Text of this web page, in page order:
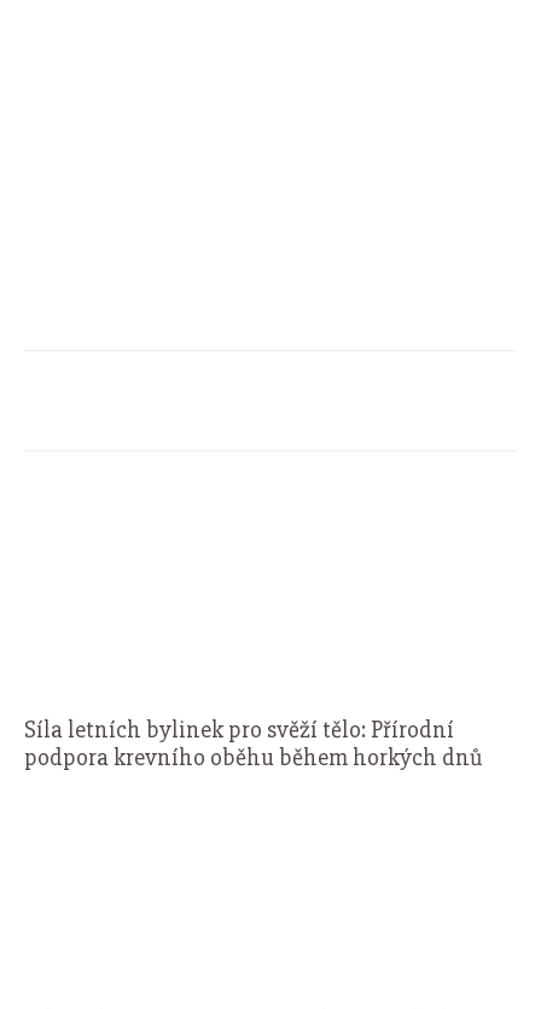
Síla letních bylinek pro svěží tělo: Přírodní
podpora krevního oběhu během horkých dnů